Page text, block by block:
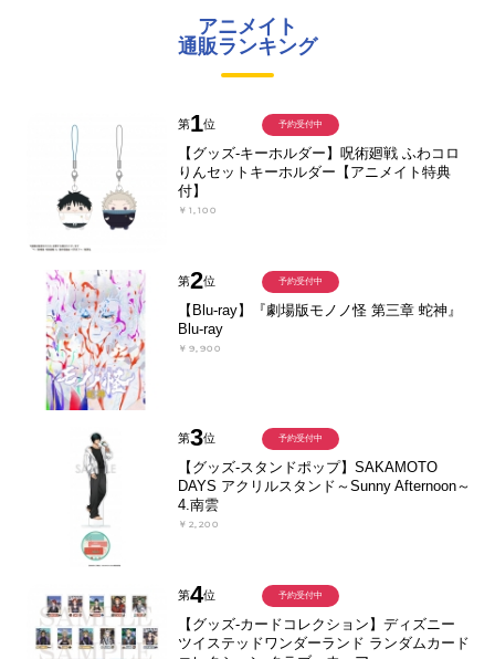
アニメイト
通販ランキング
第1位
【グッズ-キーホルダー】呪術廻戦 ふわコロ
りんセットキーホルダー【アニメイト特典
付】
￥1,100
予約受付中
第2位
【Blu-ray】『劇場版モノノ怪 第三章 蛇神』
Blu-ray
￥9,900
予約受付中
第3位
【グッズ-スタンドポップ】SAKAMOTO
DAYS アクリルスタンド～Sunny Afternoon～
4.南雲
￥2,200
予約受付中
第4位
【グッズ-カードコレクション】ディズニー
ツイステッドワンダーランド ランダムカード
予約受付中